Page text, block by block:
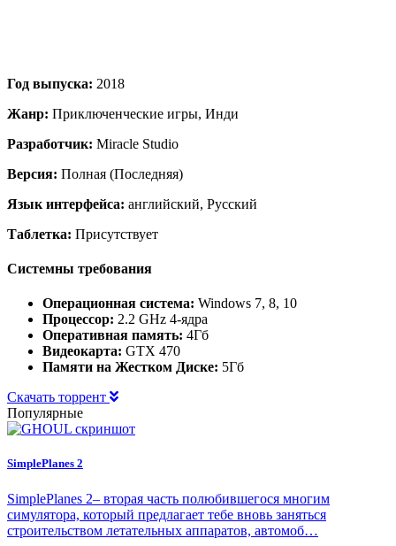
Год выпуска: 2018
Жанр: Приключенческие игры, Инди
Разработчик: Miracle Studio
Версия: Полная (Последняя)
Язык интерфейса: английский, Русский
Таблетка: Присутствует
Системны требования
Операционная система: Windows 7, 8, 10
Процессор: 2.2 GHz 4-ядра
Оперативная память: 4Гб
Видеокарта: GTX 470
Памяти на Жестком Диске: 5Гб
Скачать торрент
Популярные
SimplePlanes 2
SimplePlanes 2– вторая часть полюбившегося многим
симулятора, который предлагает тебе вновь заняться
строительством летательных аппаратов, автомоб…